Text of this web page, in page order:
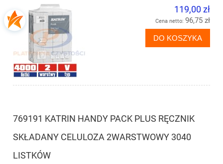
119,00 zł
Cena netto: 96,75 zł
DO KOSZYKA
769191 KATRIN HANDY PACK PLUS RĘCZNIK
SKŁADANY CELULOZA 2WARSTWOWY 3040
LISTKÓW